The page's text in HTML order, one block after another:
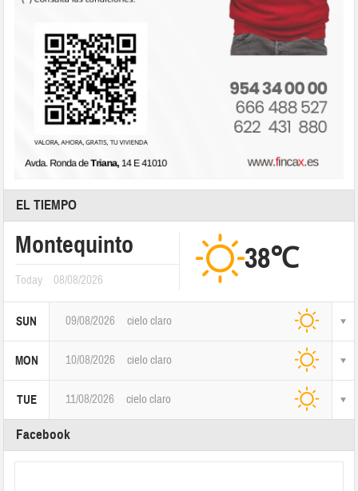
EL TIEMPO
Montequinto
Today 08/08/2026
38℃
SUN 09/08/2026 cielo claro
MON 10/08/2026 cielo claro
TUE 11/08/2026 cielo claro
Facebook